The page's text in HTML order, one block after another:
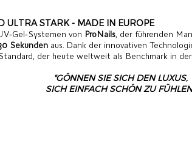
ULTRA STARK - MADE IN EUROPE
von ProNails, der führenden
Sekunden aus. Dank der innovativen
der heute weltweit als Benchmark in
"GÖNNEN SIE SICH DEN LUXUS,
SICH EINFACH SCHÖN ZU